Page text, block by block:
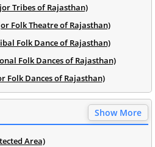
Tribes of Rajasthan)
Folk Theatre of Rajasthan)
Folk Dance of Rajasthan)
Folk Dances of Rajasthan)
Folk Dances of Rajasthan)
Show More
Area)